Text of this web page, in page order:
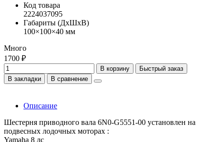
Код товара
2224037095
Габариты (ДхШхВ)
100×100×40 мм
Много
1700 ₽
В корзину
Быстрый заказ
В закладки
В сравнение
Описание
Шестерня приводного вала 6N0-G5551-00 установлен на
подвесных лодочных моторах :
Yamaha 8 лс